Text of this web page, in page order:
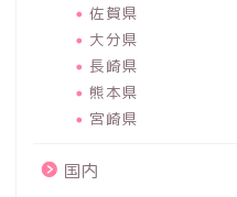
佐賀県
大分県
長崎県
熊本県
宮崎県
国内